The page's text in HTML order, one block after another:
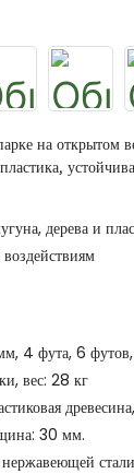
на открытом
дерева и
4 фута, 6
вес: 28 кг
30 мм.